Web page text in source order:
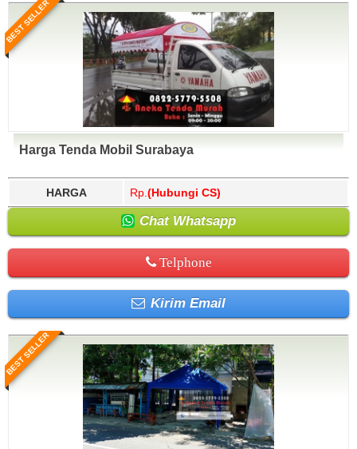
BEST SELLER
Harga Tenda Mobil Surabaya
HARGA Rp. (Hubungi CS)
Chat Whatsapp
Telphone
Kirim Email
BEST SELLER